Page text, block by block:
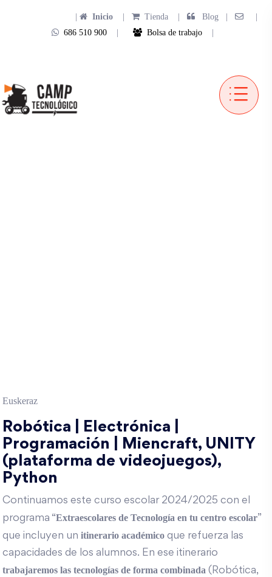
Inicio Tienda Blog |
686 510 900
Bolsa de trabajo
Euskeraz
Robótica | Electrónica |
Programación | Miencraft, UNITY
(plataforma de videojuegos),
Python
Continuamos este curso escolar 2024/2025 con el
programa “Extraescolares de Tecnología en tu centro escolar”
que incluyen un itinerario académico que refuerza las
capacidades de los alumnos. En ese itinerario
trabajaremos las tecnologías de forma combinada (Robótica,